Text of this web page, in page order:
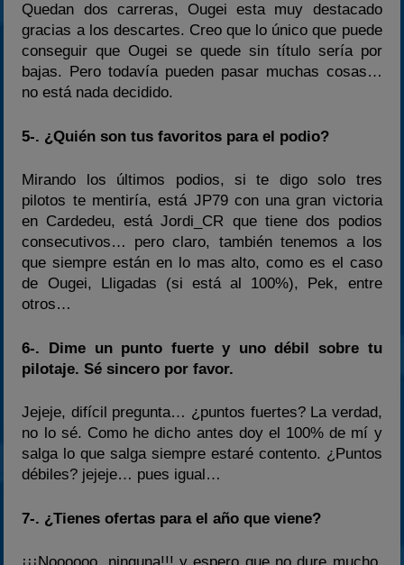
Quedan dos carreras, Ougei esta muy destacado
gracias a los descartes. Creo que lo único que puede
conseguir que Ougei se quede sin título sería por
bajas. Pero todavía pueden pasar muchas cosas…
no está nada decidido.
5-. ¿Quién son tus favoritos para el podio?
Mirando los últimos podios, si te digo solo tres
pilotos te mentiría, está JP79 con una gran victoria
en Cardedeu, está Jordi_CR que tiene dos podios
consecutivos… pero claro, también tenemos a los
que siempre están en lo mas alto, como es el caso
de Ougei, Lligadas (si está al 100%), Pek, entre
otros…
6-. Dime un punto fuerte y uno débil sobre tu
pilotaje. Sé sincero por favor.
Jejeje, difícil pregunta… ¿puntos fuertes? La verdad,
no lo sé. Como he dicho antes doy el 100% de mí y
salga lo que salga siempre estaré contento. ¿Puntos
débiles? jejeje… pues igual…
7-. ¿Tienes ofertas para el año que viene?